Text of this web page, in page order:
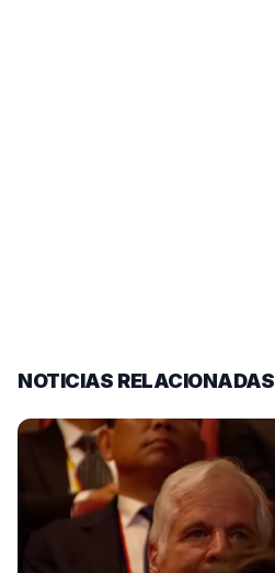
NOTICIAS RELACIONADAS